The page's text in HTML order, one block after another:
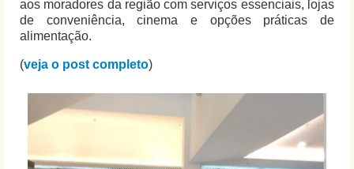
aos moradores da região com serviços essenciais, lojas
de conveniência, cinema e opções práticas de
alimentação.
(veja o post completo)